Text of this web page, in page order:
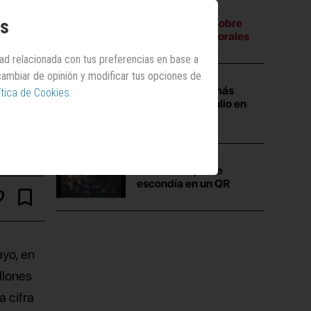
en
cifra
Sobre
campañas electorales
Las campañas más
vistas durante julio en
que se
escondía en un QR
relacionada con tus preferencias en base a
de opinión y modificar tus opciones de
de Cookies.